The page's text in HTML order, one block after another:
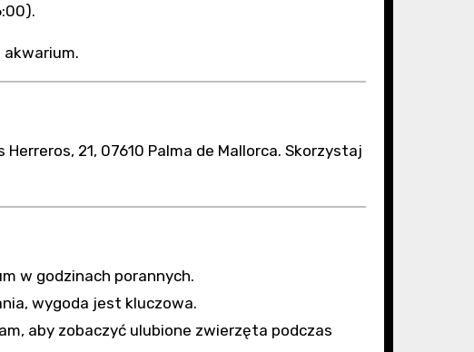
21, 07610 Palma de Mallorca. Skorzystaj
w godzinach porannych.
wygoda jest kluczowa.
aby zobaczyć ulubione zwierzęta podczas